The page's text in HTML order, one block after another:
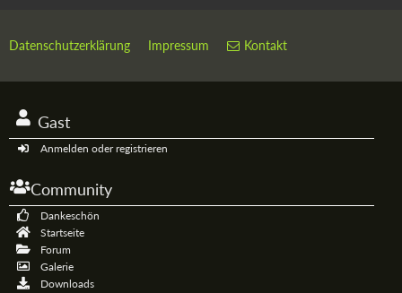
Datenschutzerklärung Impressum Kontakt
Gast
Anmelden oder registrieren
Community
Dankeschön
Startseite
Forum
Galerie
Downloads